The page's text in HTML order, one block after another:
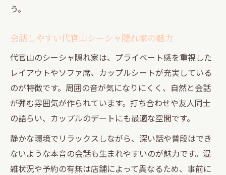
う。
会話しやすい代官山シーシャ隠れ家の魅力
代官山のシーシャ隠れ家は、プライベート感を重視した
レイアウトやソファ席、カップルシートが充実している
のが特徴です。周囲の音が気になりにくく、自然と会話
が弾む雰囲気が作られています。打ち合わせや友人同士
の語らい、カップルのデートにも最適な空間です。
静かな環境でリラックスしながら、深い話や普段はでき
ないような本音の会話も生まれやすいのが魅力です。混
雑状況や予約の有無は店舗によって異なるため、事前に